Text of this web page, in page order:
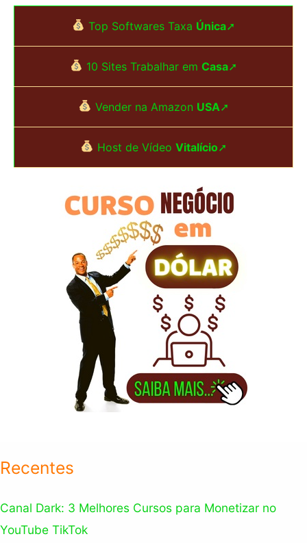
s
a
p
Top Softwares Taxa Única➚
10 Sites Trabalhar emCasa➚
Vender na Amazon USA➚
Host de Vídeo Vitalício➚
Recentes
Canal Dark: 3 Melhores Cursos para Monetizar no
YouTube TikTok